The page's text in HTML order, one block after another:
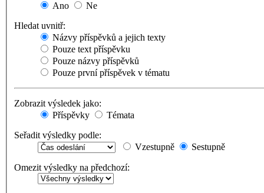
Ano
Ne
Hledat uvnitř:
Názvy příspěvků a jejich texty
Pouze text příspěvku
Pouze názvy příspěvků
Pouze první příspěvek v tématu
Zobrazit výsledek jako:
Příspěvky
Témata
Seřadit výsledky podle:
Vzestupně
Sestupně
Omezit výsledky na předchozí: